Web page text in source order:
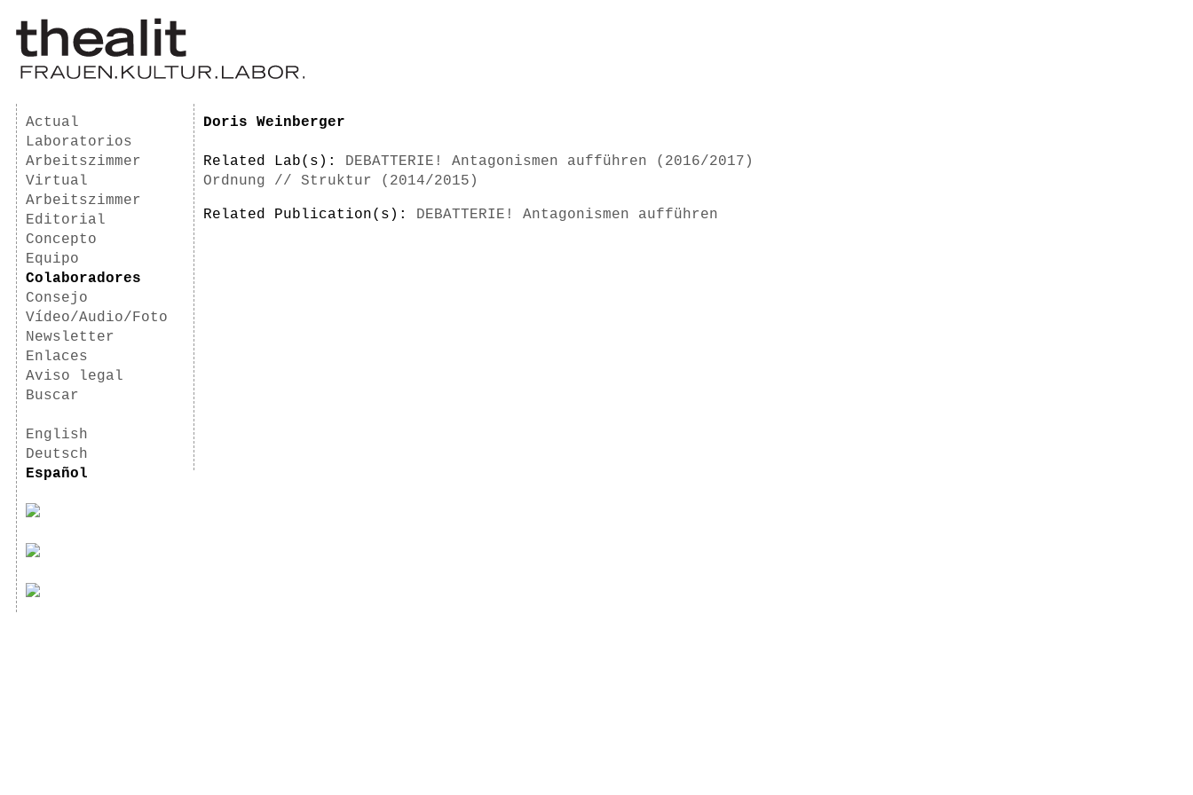
Actual
Laboratorios
Arbeitszimmer
Virtual
Arbeitszimmer
Editorial
Concepto
Equipo
Colaboradores
Consejo
Vídeo/Audio/Foto
Newsletter
Enlaces
Aviso legal
Buscar
English
Deutsch
Español
Doris Weinberger
Related Lab(s): DEBATTERIE! Antagonismen aufführen (2016/2017)
Ordnung // Struktur (2014/2015)
Related Publication(s): DEBATTERIE! Antagonismen aufführen